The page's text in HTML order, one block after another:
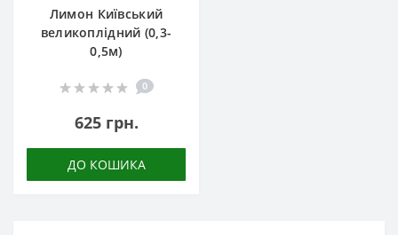
Лимон Київський
великоплідний (0,3-
0,5м)
0
625 грн.
ДО КОШИКА